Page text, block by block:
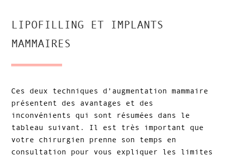
LIPOFILLING ET IMPLANTS
MAMMAIRES
Ces deux techniques d’augmentation mammaire
présentent des avantages et des
inconvénients qui sont résumées dans le
tableau suivant. Il est très important que
votre chirurgien prenne son temps en
consultation pour vous expliquer les limites